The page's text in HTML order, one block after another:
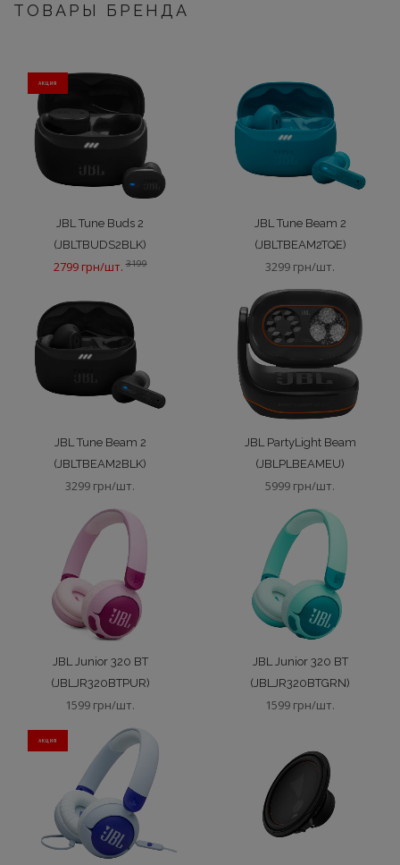
ТОВАРЫ БРЕНДА
АКЦИЯ
JBL Tune Buds 2
(JBLTBUDS2BLK)
2799 грн/шт.3199
JBL Tune Beam 2
(JBLTBEAM2TQE)
3299 грн/шт.
JBL Tune Beam 2
(JBLTBEAM2BLK)
3299 грн/шт.
JBL PartyLight Beam
(JBLPLBEAMEU)
5999 грн/шт.
JBL Junior 320 BT
(JBLJR320BTPUR)
1599 грн/шт.
JBL Junior 320 BT
(JBLJR320BTGRN)
1599 грн/шт.
АКЦИЯ